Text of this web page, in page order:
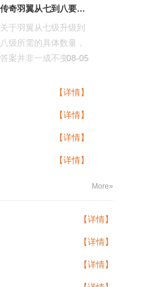
传奇羽翼从七到八要多少
关于羽翼从七级升级到
八级所需的具体数量，
答案并非一成不变，而
08-05
【详情】
【详情】
【详情】
【详情】
More»
【详情】
【详情】
【详情】